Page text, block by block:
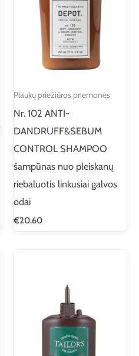
Plaukų priežiūros priemonės
Nr. 102 ANTI-
DANDRUFF&SEBUM
CONTROL SHAMPOO
šampūnas nuo pleiskanų
riebaluotis linkusiai galvos
odai
€20.60